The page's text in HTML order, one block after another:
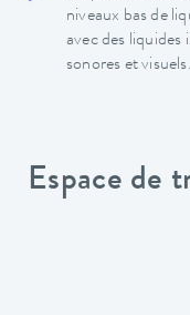
niveaux bas de
avec des liquides
sonores et visuels.
Espace de